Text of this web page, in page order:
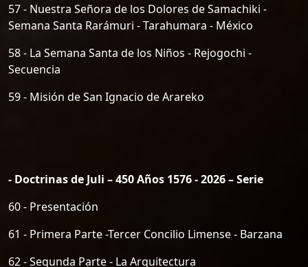
57 - Nuestra Señora de los Dolores de Samachiki -
Semana Santa Rarámuri - Tarahumara - México
58 - La Semana Santa de los Niños - Rejogochi -
Secuencia
59 - Misión de San Ignacio de Arareko
- Doctrinas de Juli – 450 Años 1576 - 2026 – Serie
60 - Presentación
61 - Primera Parte -Tercer Concilio Limense - Barzana
62 - Segunda Parte - La Arquitectura